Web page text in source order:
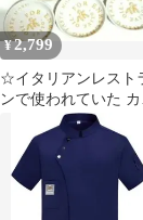
¥ 2,799
☆イタリアンレスト
ンで使われていた カ
ュアルパスタ皿5枚セ
ト☆